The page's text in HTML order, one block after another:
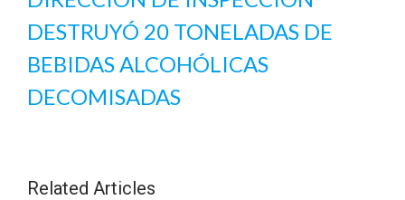
DESTRUYÓ 20 TONELADAS DE
BEBIDAS ALCOHÓLICAS
DECOMISADAS
Related Articles